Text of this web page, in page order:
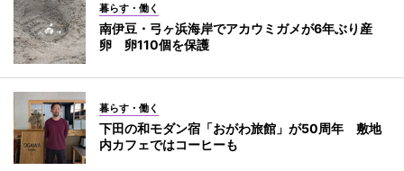
暮らす・働く
南伊豆・弓ヶ浜海岸でアカウミガメが6年ぶり産
卵 卵110個を保護
暮らす・働く
下田の和モダン宿「おがわ旅館」が50周年 敷地
内カフェではコーヒーも